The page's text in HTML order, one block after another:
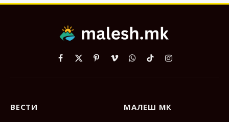
Facebook
X
PinterestVimeoWhatsApp
TikTokInstagram
ВЕСТИ МАЛЕШ МК